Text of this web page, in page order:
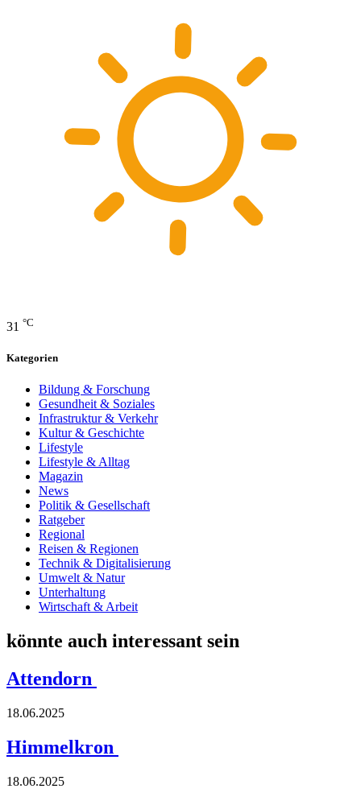
31 °C
Kategorien
Bildung & Forschung
Gesundheit & Soziales
Infrastruktur & Verkehr
Kultur & Geschichte
Lifestyle
Lifestyle & Alltag
Magazin
News
Politik & Gesellschaft
Ratgeber
Regional
Reisen & Regionen
Technik & Digitalisierung
Umwelt & Natur
Unterhaltung
Wirtschaft & Arbeit
könnte auch interessant sein
Attendorn
18.06.2025
Himmelkron
18.06.2025